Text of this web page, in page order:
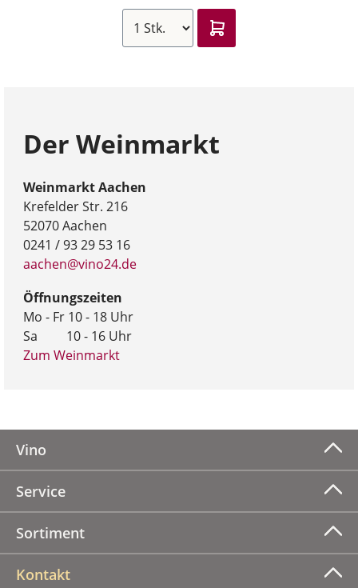
Der Weinmarkt
Weinmarkt Aachen
Krefelder Str. 216
52070 Aachen
0241 / 93 29 53 16
aachen@vino24.de
Öffnungszeiten
Mo - Fr 10 - 18 Uhr
Sa 10 - 16 Uhr
Zum Weinmarkt
Vino
Service
Sortiment
Kontakt